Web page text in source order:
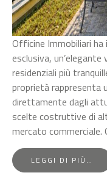
Officine Immobiliari ha
esclusiva,
residenziali più
proprietà rappresenta
direttamente dagli
scelte costruttive di
mercato
LEGGI DI PIÙ…